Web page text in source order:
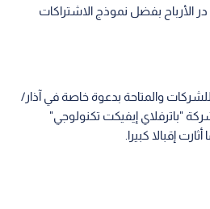
الأرباح بفضل نموذج الاشتراكات
والمتاحة بدعوة خاصة في آذار/
"باترفلاي إيفيكت تكنولوجي"
إقبالا كبيرا.